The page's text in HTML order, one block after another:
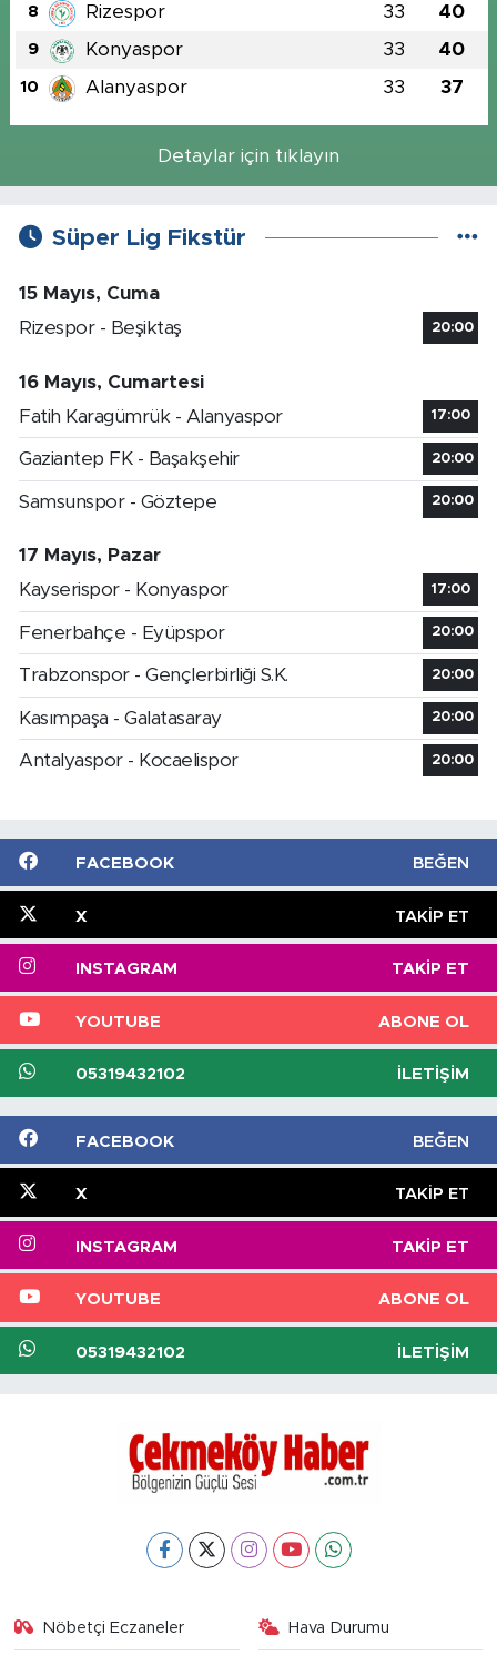
8 Rizespor 33 40
9 Konyaspor 33 40
10 Alanyaspor 33 37
Detaylar için tıklayın
Süper Lig Fikstür
15 Mayıs, Cuma
Rizespor - Beşiktaş
20:00
16 Mayıs, Cumartesi
Fatih Karagümrük - Alanyaspor
17:00
Gaziantep FK - Başakşehir 20:00
Samsunspor - Göztepe 20:00
17 Mayıs, Pazar
Kayserispor - Konyaspor
17:00
Fenerbahçe - Eyüpspor 20:00
Trabzonspor - Gençlerbirliği S.K. 20:00
Kasımpaşa - Galatasaray 20:00
Antalyaspor - Kocaelispor 20:00
FACEBOOK BEĞEN
X TAKIP ET
INSTAGRAM TAKIP ET
YOUTUBE ABONE OL
05319432102 İLETIŞIM
FACEBOOK BEĞEN
X TAKIP ET
INSTAGRAM TAKIP ET
YOUTUBE ABONE OL
05319432102 İLETIŞIM
Nöbetçi Eczaneler Hava Durumu